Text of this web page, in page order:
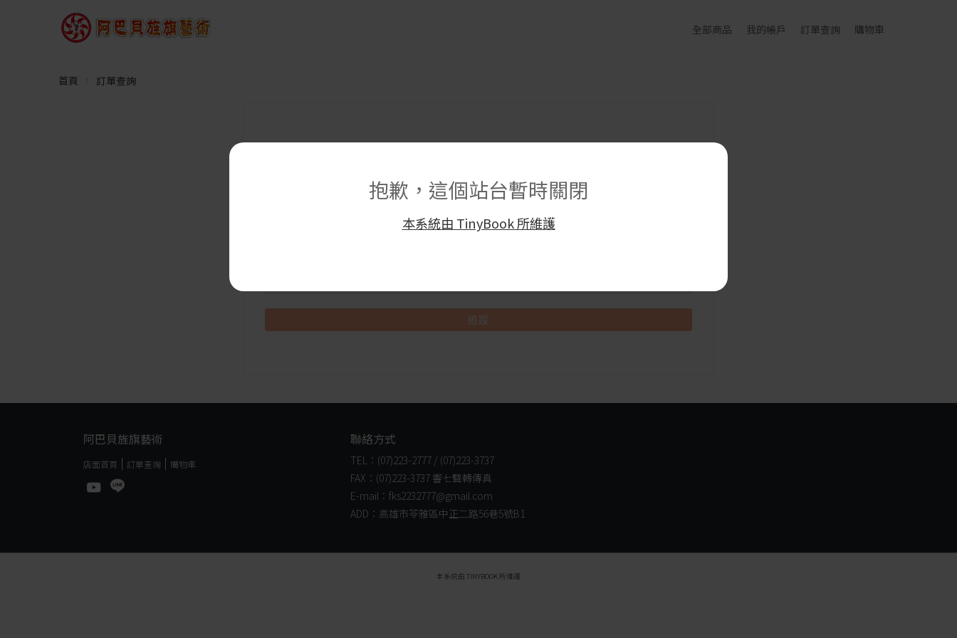
抱歉，這個站台暫時關閉
本系統由 TinyBook 所維護
全部商品 我的帳戶 訂單查詢 購物車
首頁 訂單查詢
訂單編號 (您可以在訂單郵件裡找到訂單編號)
追蹤
阿巴貝旌旗藝術
店面首頁 訂單查詢 購物車
聯絡方式
TEL：(07)223-2777 / (07)223-3737
FAX：(07)223-3737 響七聲轉傳真
E-mail：fks2232777@gmail.com
ADD：高雄市苓雅區中正二路56巷5號B1
本系統由 TINYBOOK 所維護